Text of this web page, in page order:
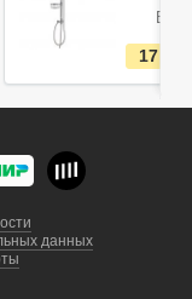
В
17
данных